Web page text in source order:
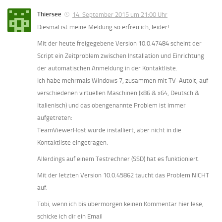
Thiersee
14. September 2015 um 21:00 Uhr
Diesmal ist meine Meldung so erfreulich, leider!
Mit der heute freigegebene Version 10.0.47484 scheint der
Script ein Zeitproblem zwischen Installation und Einrichtung
der automatischen Anmeldung in der Kontaktliste.
Ich habe mehrmals Windows 7, zusammen mit TV-AutoIt, auf
verschiedenen virtuellen Maschinen (x86 & x64, Deutsch &
Italienisch) und das obengenannte Problem ist immer
aufgetreten:
TeamViewerHost wurde installiert, aber nicht in die
Kontaktliste eingetragen.
Allerdings auf einem Testrechner (SSD) hat es funktioniert.
Mit der letzten Version 10.0.45862 taucht das Problem NICHT
auf.
Tobi, wenn ich bis übermorgen keinen Kommentar hier lese,
schicke ich dir ein Email